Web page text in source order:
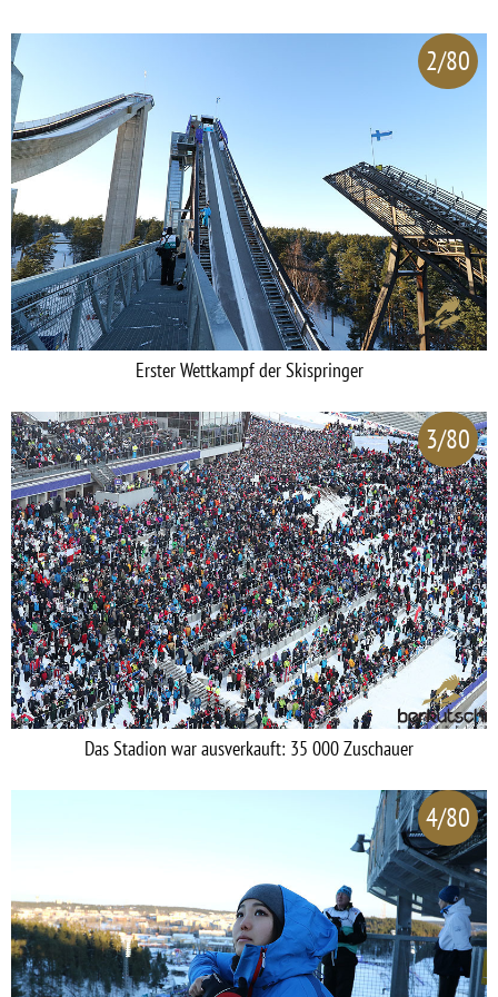
2/80
Erster Wettkampf der Skispringer
3/80
Das Stadion war ausverkauft: 35 000 Zuschauer
4/80